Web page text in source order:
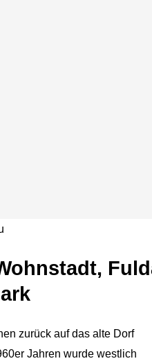
zurück auf das alte Dorf
Jahren wurde westlich